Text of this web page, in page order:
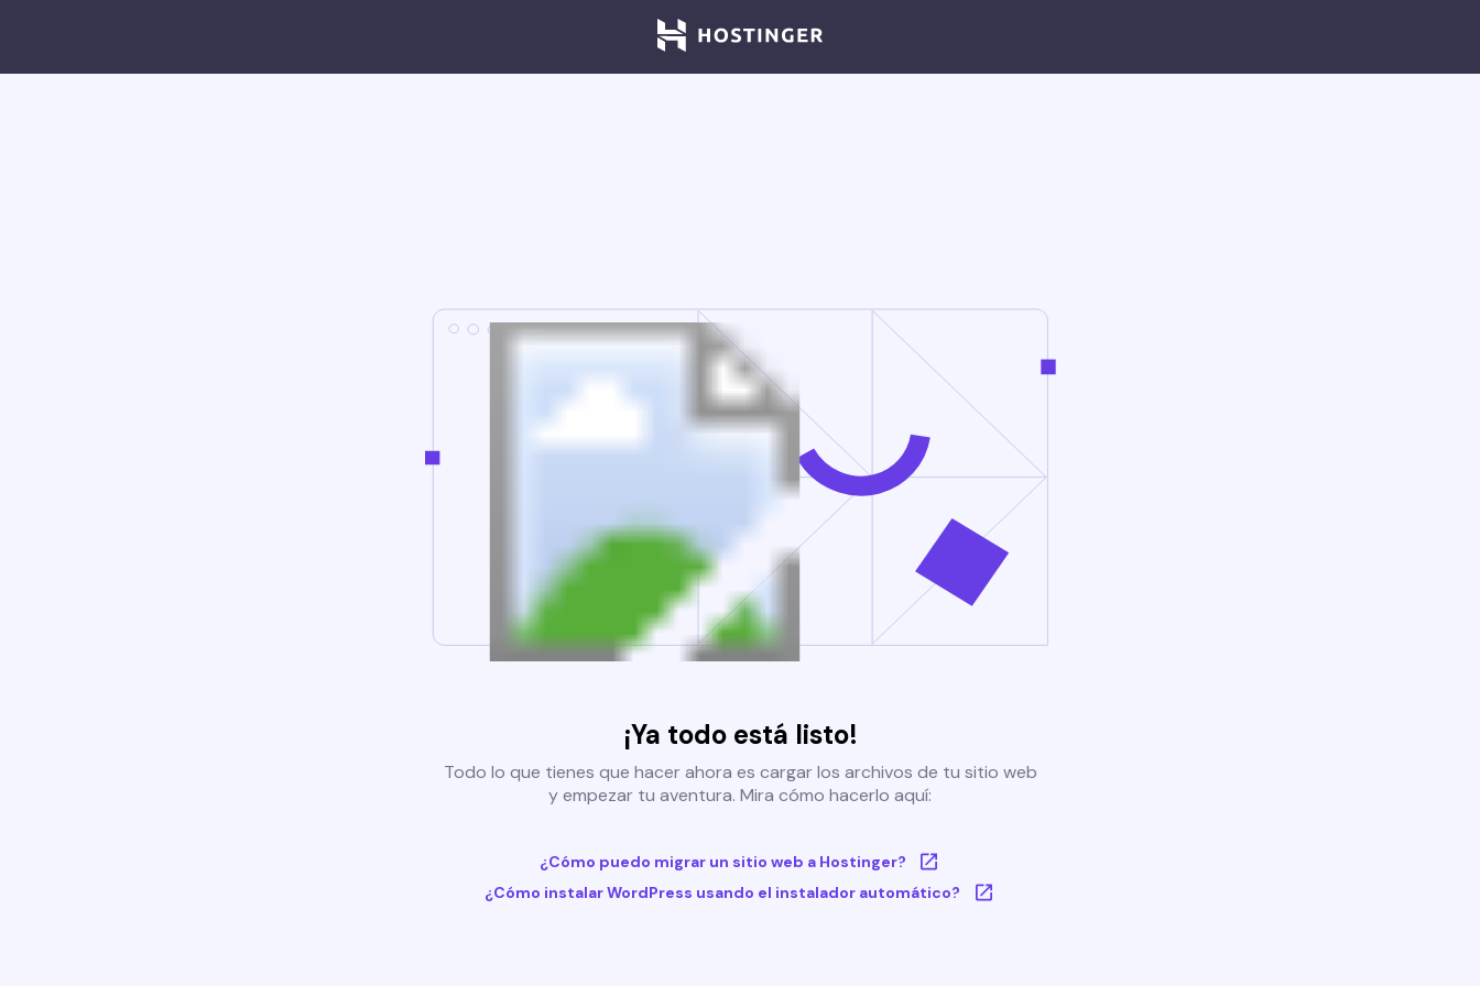
¡Ya todo está listo!
Todo lo que tienes que hacer ahora es cargar los archivos de tu sitio web
y empezar tu aventura. Mira cómo hacerlo aquí:
¿Cómo puedo migrar un sitio web a Hostinger?
¿Cómo instalar WordPress usando el instalador automático?